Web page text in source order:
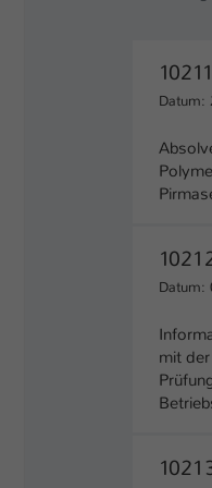
Datum:
Datum:
mit